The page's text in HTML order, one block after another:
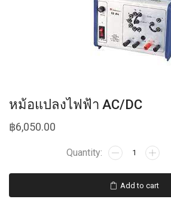
หม้อแปลงไฟฟ้า AC/DC
฿6,050.00
Add to cart